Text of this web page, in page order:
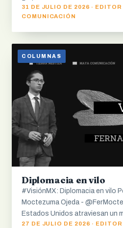
31 DE JULIO DE 2026 · EDITOR
COMUNICACIÓN
COLUMNAS
Diplomacia en vilo
#VisiónMX: Diplomacia en vilo
Moctezuma Ojeda -
Estados Unidos atraviesan un
27 DE JULIO DE 2026 · EDITOR